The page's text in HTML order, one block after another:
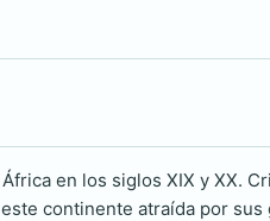
en los siglos XIX y XX.
continente atraída por sus